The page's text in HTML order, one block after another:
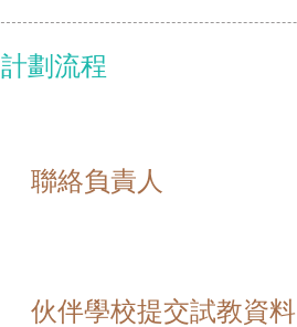
​計劃流程
聯絡負責人
伙伴學校提交試教資料